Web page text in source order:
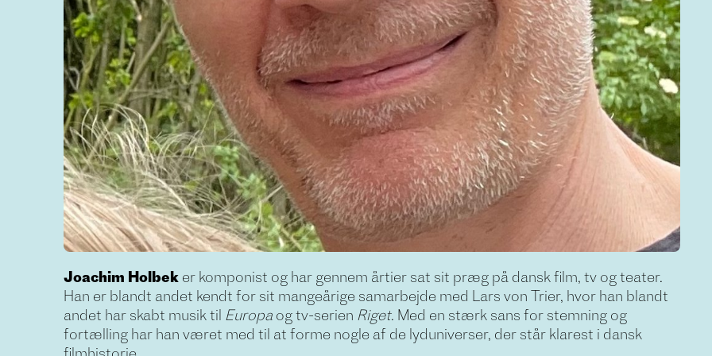
Joachim Holbek er komponist og har gennem årtier sat sit præg på dansk film, tv og teater.
Han er blandt andet kendt for sit mangeårige samarbejde med Lars von Trier, hvor han blandt
andet har skabt musik til Europa og tv-serien Riget. Med en stærk sans for stemning og
fortælling har han været med til at forme nogle af de lyduniverser, der står klarest i dansk